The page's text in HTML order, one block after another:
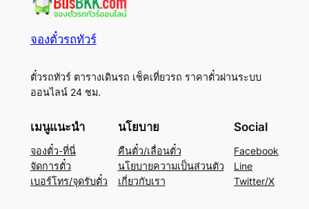
จองตั๋วรถทัวร์
ตั๋วรถทัวร์ ตารางเดินรถ เช็คเที่ยวรถ ราคาตั๋วผ่านระบบ
ออนไลน์ 24 ชม.
เมนูแนะนำ
จองตั๋ว-ที่นี่
จัดการตั๋ว
เบอร์โทร/จุดรับตั๋ว
นโยบาย
คืนตั๋ว/เลื่อนตั๋ว
นโยบายความเป็นส่วนตัว
เกี่ยวกับเรา
Social
Facebook
Line
Twitter/X